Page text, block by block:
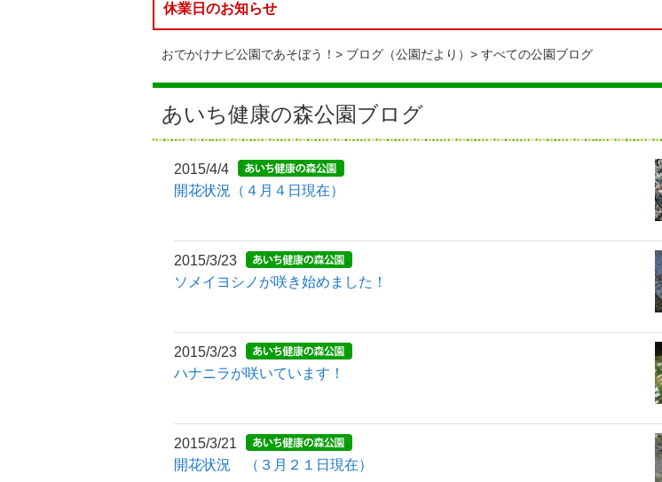
休業日のお知らせ
おでかけナビ公園であそぼう！ ブログ（公園だより） すべての公園ブログ
あいち健康の森公園ブログ
2015/4/4
開花状況（４月４日現在）
2015/3/23
ソメイヨシノが咲き始めました！
2015/3/23
ハナニラが咲いています！
2015/3/21
開花状況 （３月２１日現在）